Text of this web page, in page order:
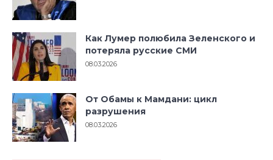
Как Лумер полюбила Зеленского и
потеряла русские СМИ
08.03.2026
От Обамы к Мамдани: цикл
разрушения
08.03.2026